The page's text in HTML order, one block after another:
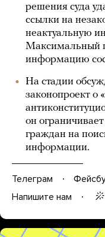
решения суда
ссылки на
неактуальную
Максимальный
информацию
На стадии
законопроект о
он
граждан на
информации.
Телеграм
Напишите нам